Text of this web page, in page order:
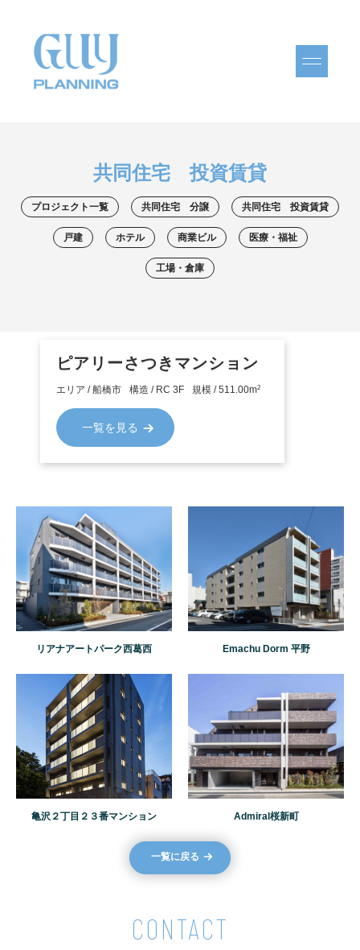
共同住宅 投資賃貸
プロジェクト一覧 共同住宅 分譲 共同住宅 投資賃貸
戸建 ホテル 商業ビル 医療・福祉
工場・倉庫
ピアリーさつきマンション
エリア / 船橋市 構造 / RC 3F 規模 / 511.00m2
一覧を見る
SIMILAR PROPERTY
類似する物件
リアナアートパーク西葛西 Emachu Dorm 平野
亀沢２丁目２３番マンション Admiral桜新町
一覧に戻る
CONTACT